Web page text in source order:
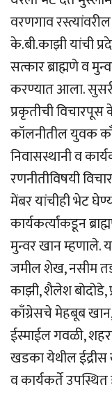
वरणगाव
के.बी.काझी यांची
सत्कार ब्राह्मणे व
करण्यात आला.
प्रकृतीची
कॉलनीतील युवक
निवासस्थानी व
रणनीतीविषयी
मेंबर यांचीही भेट
कार्यकर्त्यांकडून
मुन्वर खान म्हणाले.
जमील शेख, नसीम
काझी, शैलेश बोदोडे,
काँग्रेसचे मेहबूब
ईस्माईल गवळी,
खडका येथील
व कार्यकर्ते उपस्थित